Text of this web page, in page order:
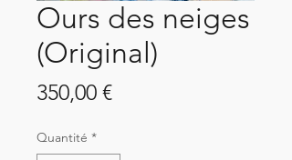
Ours des neiges
(Original)
350,00 €Prix
Quantité *